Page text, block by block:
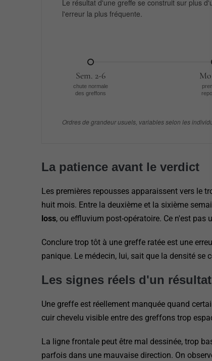
Le résultat d'une greffe se construit sur plus
l'erreur la plus fréquente.
Sem. 2-6
chute normale
des greffons
Ordres de grandeur usuels, variables selon les
La patience avant le verdict
Les premières repousses apparaissent vers le
huit mois. Entre la deuxième et la sixième
loss, ou effluvium post-opératoire. Ce n'est pas
Conclure trop tôt à une greffe ratée est une
panique. Le médecin, lui, sait que la densité se
Les signes réels d'un
Une greffe est réellement manquée quand
cuir chevelu visible entre des greffons trop
La ligne frontale peut être mal dessinée, trop
parfois dans une mauvaise direction. On